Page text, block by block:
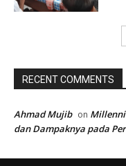
RECENT COMMENTS
Ahmad Mujib on
dan Dampaknya pada